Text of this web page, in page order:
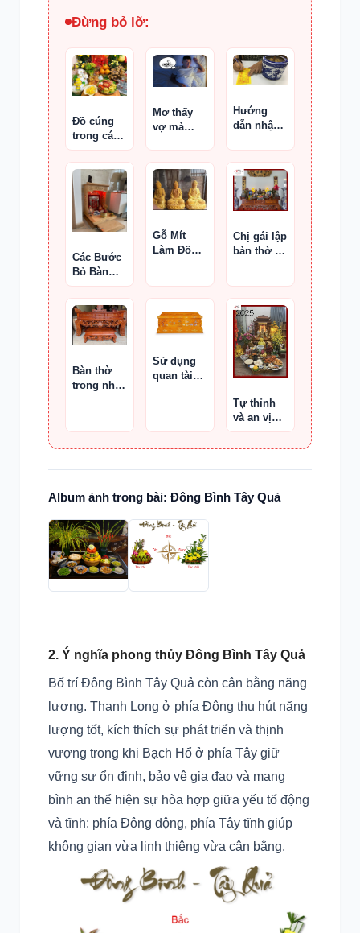
Đừng bỏ lỡ:
Đồ cúng
trong các
nghi lễ
Mơ thấy
vợ mà
thấy bố
mẹ đã
khuất
Hướng
dẫn nhập
hương
Các Bước
Bỏ Bàn
Thờ Thần
Tài
Gỗ Mít
Làm Đồ
Chị gái lập
bàn thờ bố
Bàn thờ
trong nhà
?
Sử dụng
quan tài
Tự thỉnh
và an vị
bàn thờ
Thần Tài
Album ảnh trong bài: Đông Bình Tây Quả
2. Ý nghĩa phong thủy Đông Bình Tây Quả
Bố trí Đông Bình Tây Quả còn cân bằng năng
lượng. Thanh Long ở phía Đông thu hút năng
lượng tốt, kích thích sự phát triển và thịnh
vượng trong khi Bạch Hổ ở phía Tây giữ
vững sự ổn định, bảo vệ gia đạo và mang
bình an thể hiện sự hòa hợp giữa yếu tố động
và tĩnh: phía Đông động, phía Tây tĩnh giúp
không gian vừa linh thiêng vừa cân bằng.